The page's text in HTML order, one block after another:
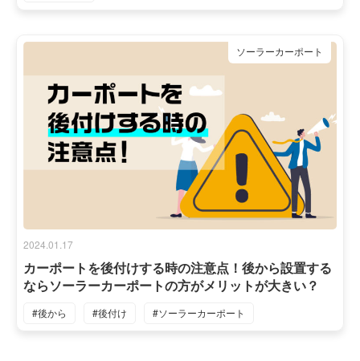
ソーラーカーポート
2024.01.17
カーポートを後付けする時の注意点！後から設置する
ならソーラーカーポートの方がメリットが大きい？
#後から #後付け #ソーラーカーポート